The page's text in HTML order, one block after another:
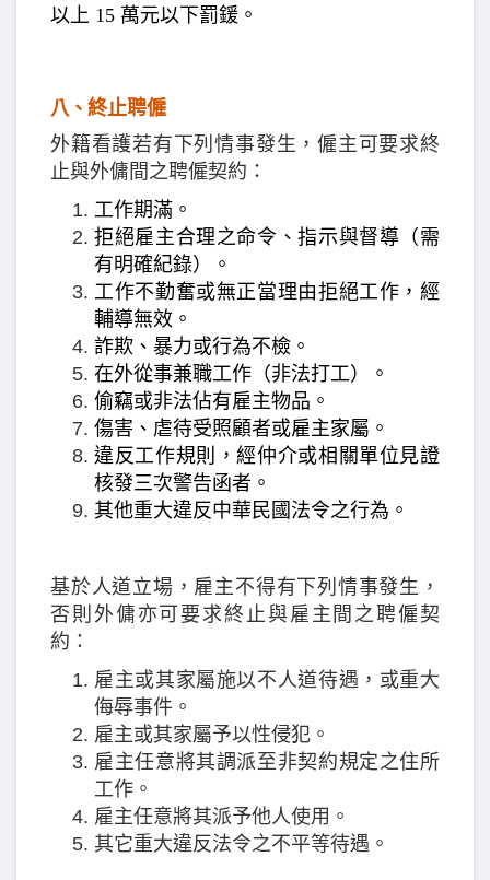
以上 15 萬元以下罰鍰。
八、 終止聘僱
外籍看護若有下列情事發生，僱主可要求終
止與外傭間之聘僱契約：
工作期滿。
拒絕雇主合理之命令、指示與督導（需
有明確紀錄）。
工作不勤奮或無正當理由拒絕工作，經
輔導無效。
詐欺、暴力或行為不檢。
在外從事兼職工作（非法打工）。
偷竊或非法佔有雇主物品。
傷害、虐待受照顧者或雇主家屬。
違反工作規則，經仲介或相關單位見證
核發三次警告函者。
其他重大違反中華民國法令之行為。
基於人道立場，雇主不得有下列情事發生，
否則外傭亦可要求終止與雇主間之聘僱契
約：
雇主或其家屬施以不人道待遇，或重大
侮辱事件。
雇主或其家屬予以性侵犯。
雇主任意將其調派至非契約規定之住所
工作。
雇主任意將其派予他人使用。
其它重大違反法令之不平等待遇。